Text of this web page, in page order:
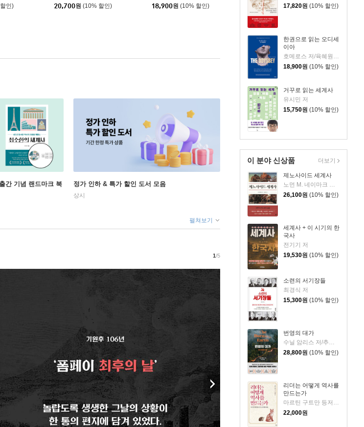
17,820원 (10% 할인)
한권으로 읽는 오디세
이아
호메로스 저/육혜원 역
18,900원 (10% 할인)
거꾸로 읽는 세계사
유시민 저
15,750원 (10% 할인)
이 분야 신상품
제노사이드 세계사
26,100원 (10% 할인)
세계사 + 이 시기의 한
국사
전기기 저
19,530원 (10% 할인)
소련의 서기장들
최경식 저
15,300원 (10% 할인)
번영의 대가
수닐 암리스 저/추선영 역
28,800원 (10% 할인)
리더는 어떻게 역사를
만드는가
마르틴 구트만 등저/김동환 편역
22,000원
더보기
인)
20,700원 (10% 할인)
18,900원 (10% 할인)
간 기념 랜드마크 북
정가 인하 & 특가 할인 도서 모음
상시
펼쳐보기
1/5